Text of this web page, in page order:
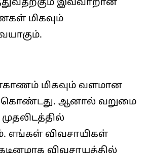
இவ்வாறான
மிகவும்
மிகவும் வளமான
கொண்டது. ஆனால் வறுமை
எங்கள் விவசாயிகள்